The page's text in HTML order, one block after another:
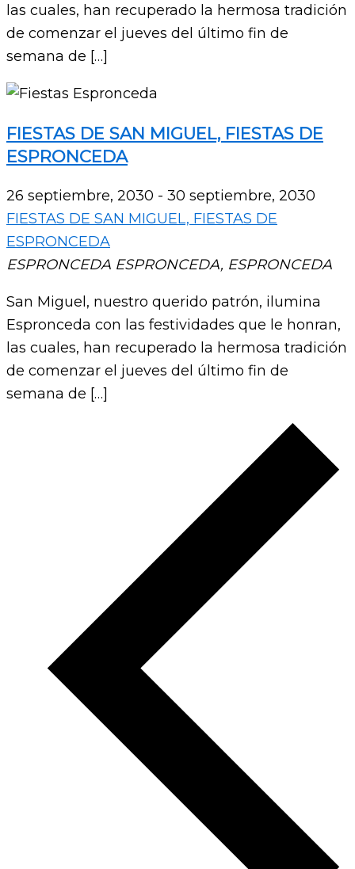
las cuales, han recuperado la hermosa tradición
de comenzar el jueves del último fin de
semana de […]
FIESTAS DE SAN MIGUEL, FIESTAS DE
ESPRONCEDA
26 septiembre, 2030 - 30 septiembre, 2030
FIESTAS DE SAN MIGUEL, FIESTAS DE
ESPRONCEDA
ESPRONCEDA ESPRONCEDA, ESPRONCEDA
San Miguel, nuestro querido patrón, ilumina
Espronceda con las festividades que le honran,
las cuales, han recuperado la hermosa tradición
de comenzar el jueves del último fin de
semana de […]